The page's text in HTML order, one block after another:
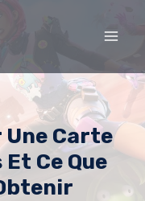
Carte
Ce Que